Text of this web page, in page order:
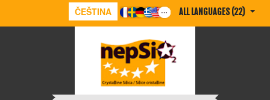
ČEŠTINA ALL LANGUAGES (22)